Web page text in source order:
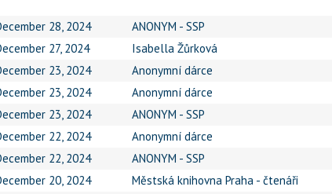
28, 2024 ANONYM - SSP
27, 2024
Isabella Žůrková
23, 2024
Anonymní dárce
23, 2024
Anonymní dárce
23, 2024
ANONYM - SSP
22, 2024
Anonymní dárce
22, 2024
ANONYM - SSP
20, 2024
Městská knihovna Praha - čtenáři